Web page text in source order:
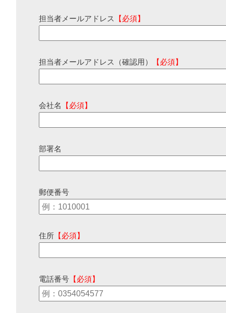
担当者メールアドレス 【必須】
担当者メールアドレス（確認用） 【必須】
会社名 【必須】
部署名
郵便番号
住所 【必須】
電話番号 【必須】